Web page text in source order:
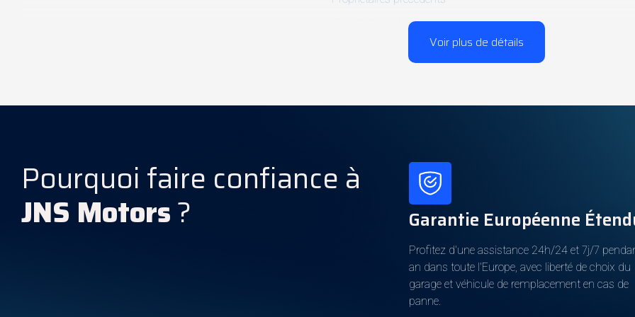
Carnet d'entretien
Boîte de vitesses
Cylindrée
Voir plus de détails
Pourquoi faire confiance à
JNS Motors? Garantie Européenne
Profitez d'une assistance 24h/24 et 7j/7
an dans toute l'Europe, avec liberté de choix du
garage et véhicule de remplacement en cas de
panne.